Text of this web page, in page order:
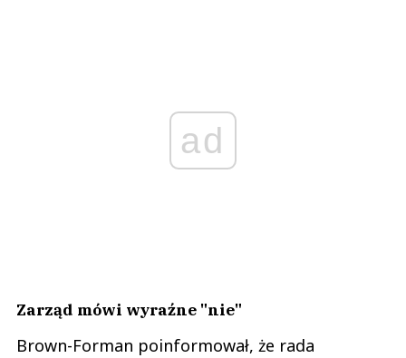
ad
Zarząd mówi wyraźne "nie"
Brown-Forman poinformował, że rada